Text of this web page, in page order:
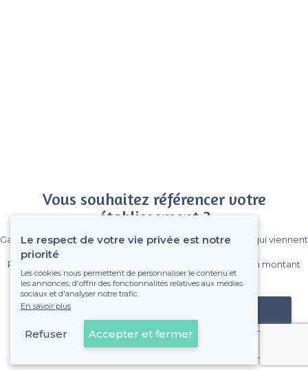
Vous souhaitez référencer votre
établissement ?
Gagnez de nombreux clients parmi le million de visiteurs qui viennent
Pas de commissions et sans engagement, vous payez un montant
fixe sans risque de voir déraper la facture.
Référencer mon établissement
Déjà client
Le respect de votre vie privée est notre
priorité
Les cookies nous permettent de personnaliser le contenu et
les annonces, d'offrir des fonctionnalités relatives aux médias
sociaux et d'analyser notre trafic.
En savoir plus
Refuser Accepter et fermer